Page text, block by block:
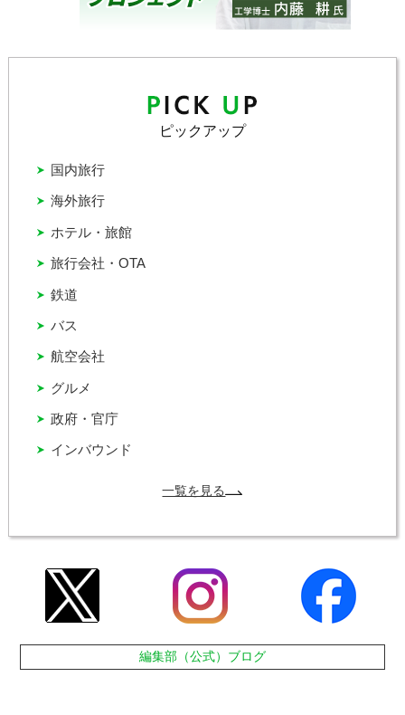
ピックアップ
インバウンド
グルメ
バス
ホテル・旅館
国内旅行
政府・官庁
旅行会社・OTA
海外旅行
航空会社
鉄道
一覧を見る
編集部（公式）ブログ